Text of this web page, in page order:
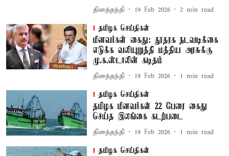
தினத்தந்தி 19 Feb 2026 2 min read
தமிழக செய்திகள்
மீனவர்கள் கைது: தூதரக நடவடிக்கை
எடுக்க வலியுறுத்தி மத்திய அரசுக்கு
மு.க.ஸ்டாலின் கடிதம்
தினத்தந்தி 19 Feb 2026 1 min read
தமிழக செய்திகள்
தமிழக மீனவர்கள் 22 பேரை கைது
செய்த இலங்கை கடற்படை
தினத்தந்தி 19 Feb 2026 1 min read
தமிழக செய்திகள்